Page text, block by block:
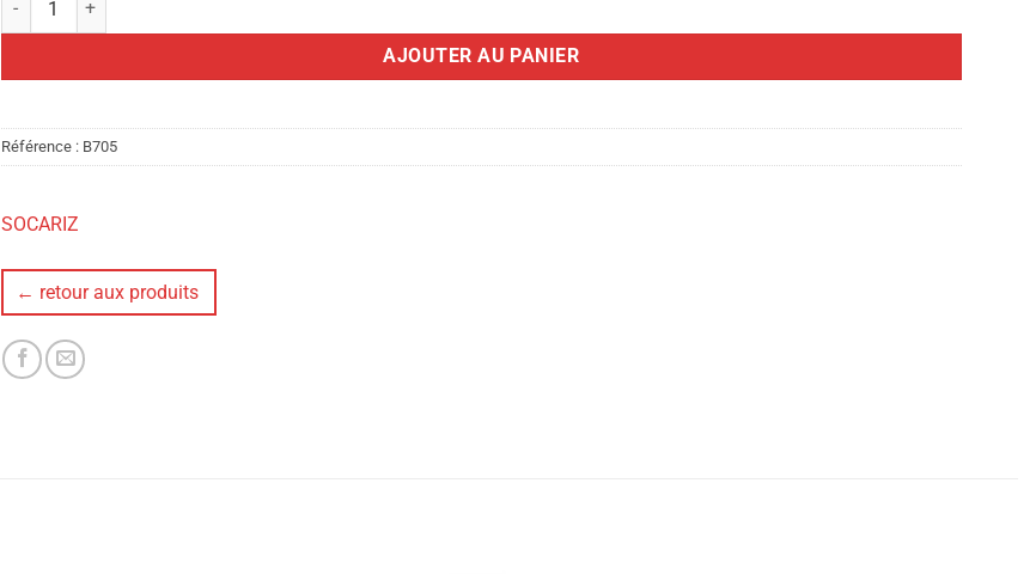
AJOUTER AU PANIER
Référence : B705
SOCARIZ
← retour aux produits